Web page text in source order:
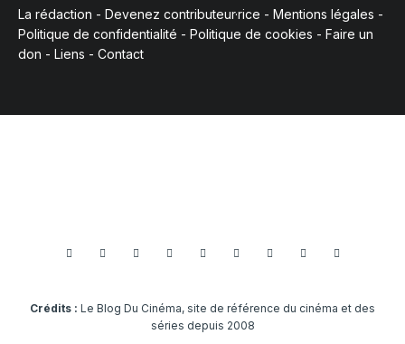
La rédaction - Devenez contributeur·rice - Mentions légales -
Politique de confidentialité - Politique de cookies - Faire un
don - Liens - Contact
Crédits : Le Blog Du Cinéma, site de référence du cinéma et des
séries depuis 2008